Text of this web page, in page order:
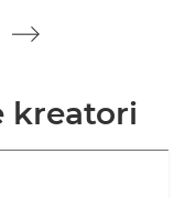
kreatori